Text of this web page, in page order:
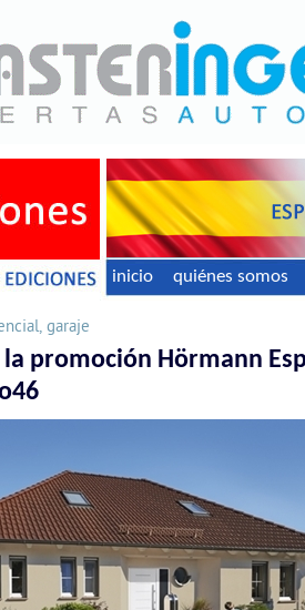
inicio quiénes somos
garaje
promoción Hörmann